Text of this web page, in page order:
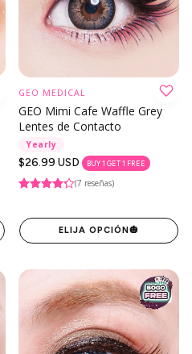
GEO MEDICAL
GEO Mimi Cafe Waffle Grey
Lentes de Contacto
Yearly
Precio
regular
$26.99 USD BUY 1 GET 1 FREE
(7 reseñas)
ELIJA OPCIÓN🎃